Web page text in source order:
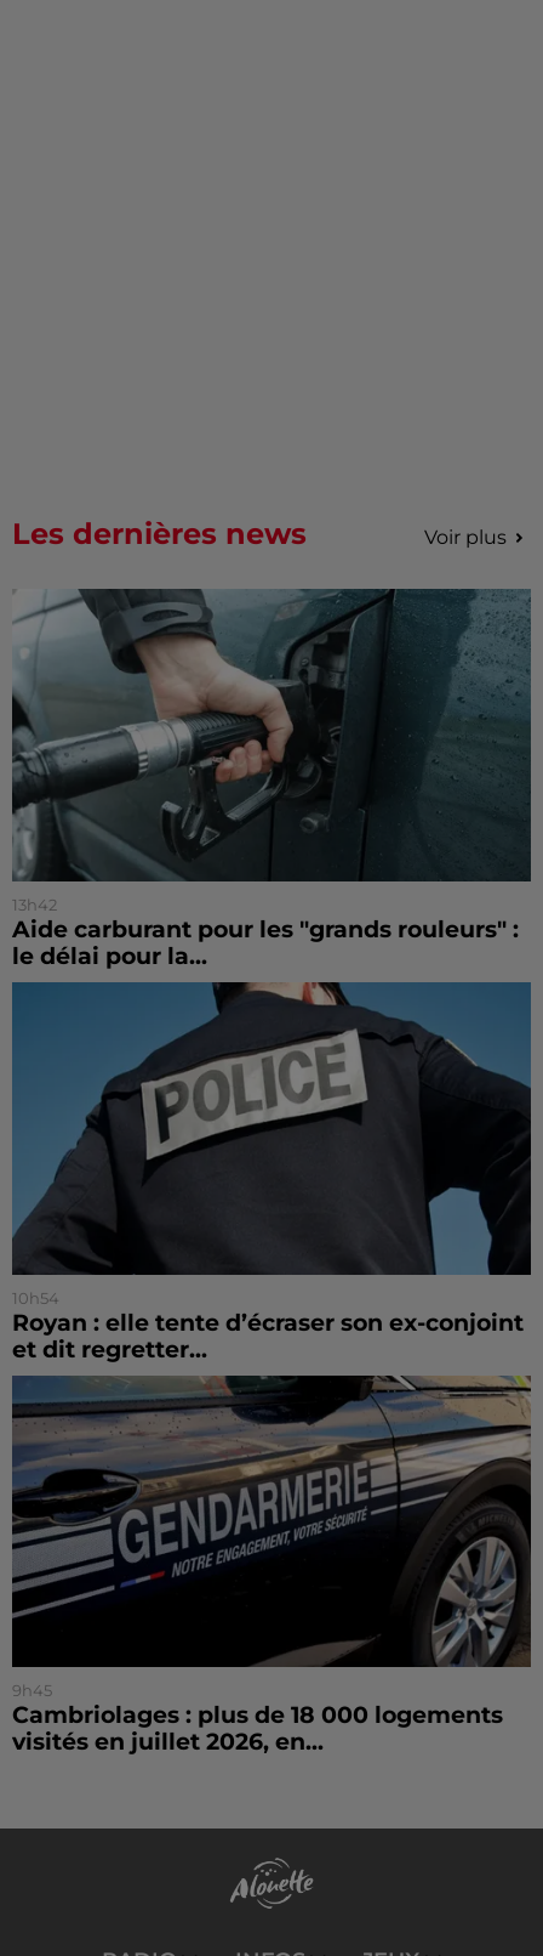
Les dernières news Voir plus
13h42
Aide carburant pour les "grands rouleurs" :
le délai pour la...
10h54
Royan : elle tente d’écraser son ex-conjoint
et dit regretter...
9h45
Cambriolages : plus de 18 000 logements
visités en juillet 2026, en...